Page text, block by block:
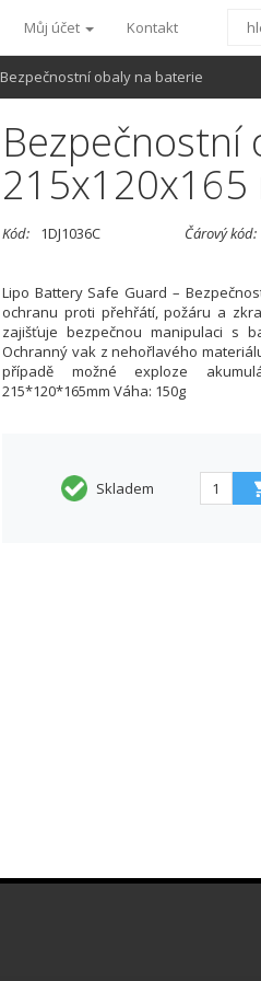
Můj účet Kontakt
Bezpečnostní obaly na baterie
Bezpečnostní
215x120x165
Kód: 1DJ1036C Čárový kód:
Lipo Battery Safe Guard –
ochranu proti přehřátí, požáru a
zajišťuje bezpečnou manipulaci s
Ochranný vak z nehořlavého
případě možné exploze
215*120*165mm Váha: 150g
Skladem